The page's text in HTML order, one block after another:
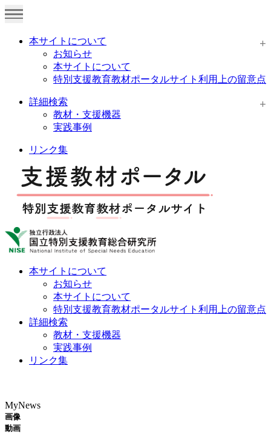
本サイトについて
お知らせ
本サイトについて
特別支援教育教材ポータルサイト利用上の留意点
詳細検索
教材・支援機器
実践事例
リンク集
本サイトについて
お知らせ
本サイトについて
特別支援教育教材ポータルサイト利用上の留意点
詳細検索
教材・支援機器
実践事例
リンク集
MyNews
画像
動画